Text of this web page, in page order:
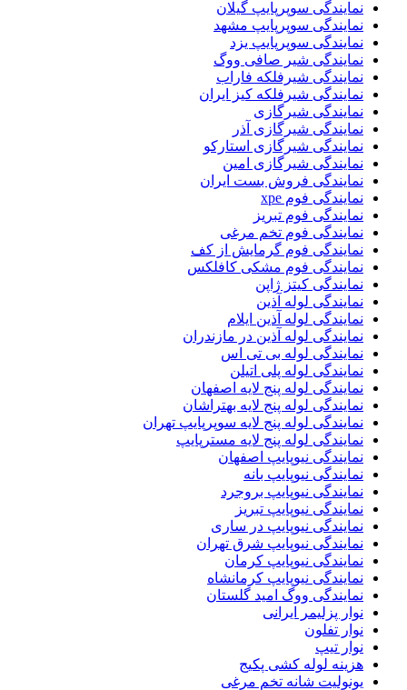
نمایندگی سوپرپایپ گیلان
نمایندگی سوپرپایپ مشهد
نمایندگی سوپرپایپ یزد
نمایندگی شیر صافی ووگ
نمایندگی شیرفلکه فاراب
نمایندگی شیرفلکه کیز ایران
نمایندگی شیرگازی
نمایندگی شیرگازی آذر
نمایندگی شیرگازی استارکو
نمایندگی شیرگازی امین
نمایندگی فروش بست ایران
نمایندگی فوم xpe
نمایندگی فوم تبریز
نمایندگی فوم تخم مرغی
نمایندگی فوم گرمایش از کف
نمایندگی فوم مشکی کافلکس
نمایندگی کیتز ژاپن
نمایندگی لوله آذین
نمایندگی لوله آذین ایلام
نمایندگی لوله آذین در مازندران
نمایندگی لوله بی تی اس
نمایندگی لوله پلی اتیلن
نمایندگی لوله پنج لایه اصفهان
نمایندگی لوله پنج لایه بهتراشان
نمایندگی لوله پنج لایه سوپرپایپ تهران
نمایندگی لوله پنج لایه مسترپایپ
نمایندگی نیوپایپ اصفهان
نمایندگی نیوپایپ بانه
نمایندگی نیوپایپ بروجرد
نمایندگی نیوپایپ تبریز
نمایندگی نیوپایپ در ساری
نمایندگی نیوپایپ شرق تهران
نمایندگی نیوپایپ کرمان
نمایندگی نیوپایپ کرمانشاه
نمایندگی ووگ امید گلستان
نوار پزلیمر ایرانی
نوار تفلون
نوار تیپ
هزینه لوله کشی پکیج
یونولیت شانه تخم مرغی